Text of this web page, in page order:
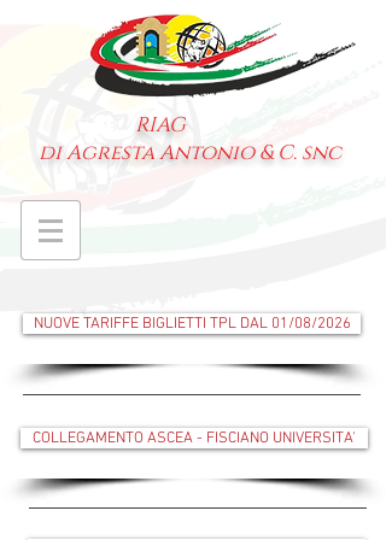
RIAG
di Agresta Antonio & C. snc
NUOVE TARIFFE BIGLIETTI TPL DAL 01/08/2026
COLLEGAMENTO ASCEA - FISCIANO UNIVERSITA'